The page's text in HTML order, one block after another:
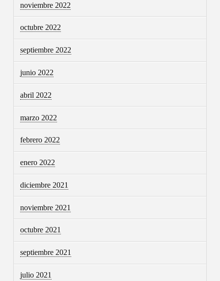
noviembre 2022
octubre 2022
septiembre 2022
junio 2022
abril 2022
marzo 2022
febrero 2022
enero 2022
diciembre 2021
noviembre 2021
octubre 2021
septiembre 2021
julio 2021